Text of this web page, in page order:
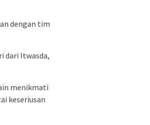
dengan tim
dari Itwasda,
menikmati
keseriusan